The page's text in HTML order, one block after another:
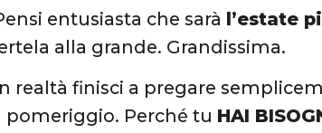
entusiasta che sarà l’estate
alla grande. Grandissima.
realtà finisci a pregare
pomeriggio. Perché tu HAI